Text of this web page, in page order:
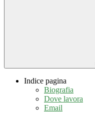
Indice pagina
Biografia
Dove lavora
Email